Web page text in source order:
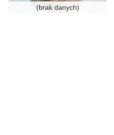
(brak danych)